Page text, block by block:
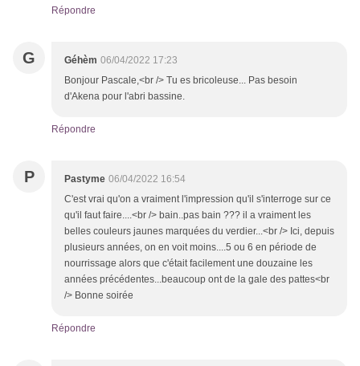
Répondre
G Géhèm 06/04/2022 17:23
Bonjour Pascale,<br /> Tu es bricoleuse... Pas besoin
d'Akena pour l'abri bassine.
Répondre
P Pastyme 06/04/2022 16:54
C'est vrai qu'on a vraiment l'impression qu'il s'interroge sur ce
qu'il faut faire....<br /> bain..pas bain ??? il a vraiment les
belles couleurs jaunes marquées du verdier...<br /> Ici, depuis
plusieurs années, on en voit moins....5 ou 6 en période de
nourrissage alors que c'était facilement une douzaine les
années précédentes...beaucoup ont de la gale des pattes<br
/> Bonne soirée
Répondre